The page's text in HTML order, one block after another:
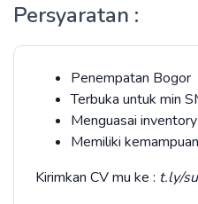
Persyaratan :
Penempatan Bogor
Terbuka untuk min
Menguasai
Memiliki
Kirimkan CV mu ke : t.ly/